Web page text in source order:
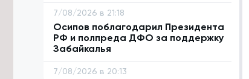
7/08/2026 в 21:18
Осипов поблагодарил Президента
РФ и полпреда ДФО за поддержку
Забайкалья
7/08/2026 в 20:13